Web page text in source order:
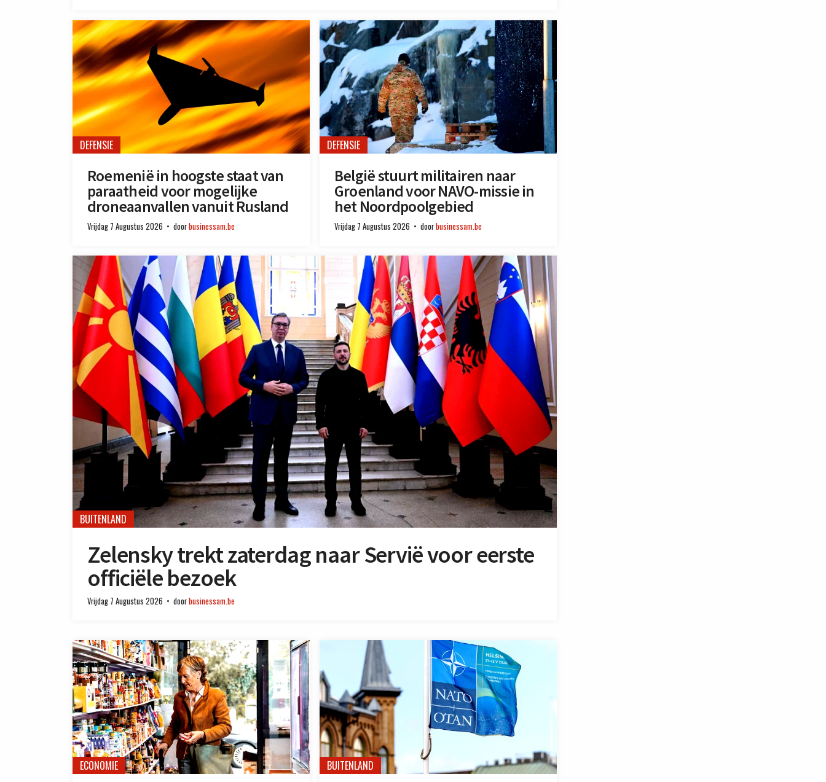
DEFENSIE
Roemenië in hoogste staat van
paraatheid voor mogelijke
droneaanvallen vanuit Rusland
Vrijdag 7 Augustus 2026 doorbusinessam.be
DEFENSIE
België stuurt militairen naar
Groenland voor NAVO-missie in
het Noordpoolgebied
Vrijdag 7 Augustus 2026 doorbusinessam.be
BUITENLAND
Zelensky trekt zaterdag naar Servië voor eerste
officiële bezoek
Vrijdag 7 Augustus 2026 doorbusinessam.be
ECONOMIE BUITENLAND